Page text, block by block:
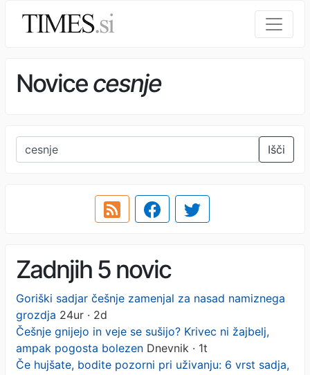
Novicecesnje
Išči
Zadnjih 5 novic
Goriški sadjar češnje zamenjal za nasad namiznega
grozdja 24ur · 2d
Češnje gnijejo in veje se sušijo? Krivec ni žajbelj,
ampak pogosta bolezen Dnevnik · 1t
Če hujšate, bodite pozorni pri uživanju: 6 vrst sadja,